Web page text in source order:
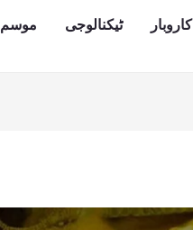
کاروبار ٹیکنالوجی موسم